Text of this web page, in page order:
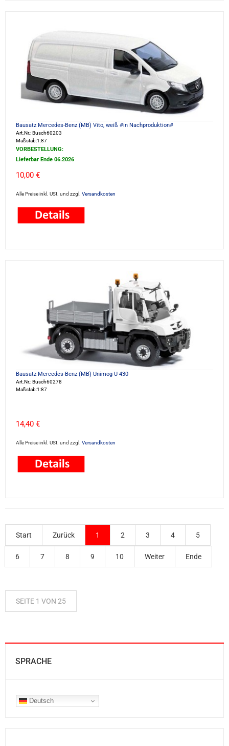
Bausatz Mercedes-Benz (MB) Vito, weiß #in Nachproduktion#
Art.Nr.: Busch60203
Maßstab:1:87
VORBESTELLUNG:
Lieferbar Ende 06.2026
10,00 €
Alle Preise inkl. USt. und zzgl. Versandkosten
Bausatz Mercedes-Benz (MB) Unimog U 430
Art.Nr.: Busch60278
Maßstab:1:87
14,40 €
Alle Preise inkl. USt. und zzgl. Versandkosten
Start Zurück 1 2 3 4 5
6 7 8 9 10 Weiter Ende
SEITE 1 VON 25
SPRACHE
Deutsch